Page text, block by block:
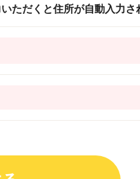
ただくと住所が自動入力さ